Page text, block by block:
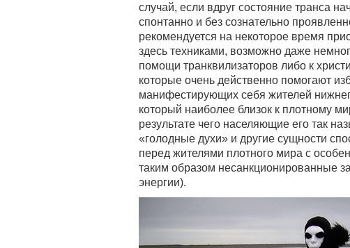
случай, если вдруг состояние транса
спонтанно и без сознательно
рекомендуется на некоторое время
здесь техниками, возможно даже
помощи транквилизаторов либо к
которые очень действенно помогают
манифестирующих себя жителей
который наиболее близок к плотному
результате чего населяющие его так
«голодные духи» и другие сущности
перед жителями плотного мира с
таким образом несанкционированные
энергии).